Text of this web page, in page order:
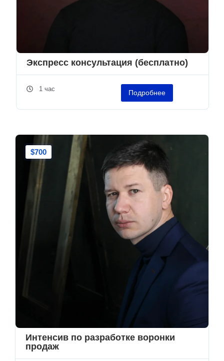
Экспресс консультация (бесплатно)
1 час Подробнее
$700
Интенсив по разработке воронки
продаж